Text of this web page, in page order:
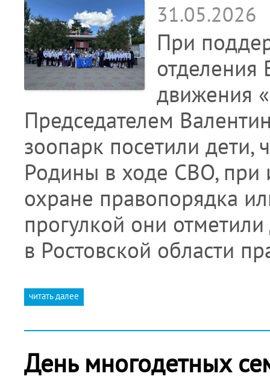
31.05.2026
При
отделения
движения
Председателем
зоопарк посетили дети,
Родины в ходе СВО, при
охране правопорядка
прогулкой они
в Ростовской области
читать далее
День многодетных